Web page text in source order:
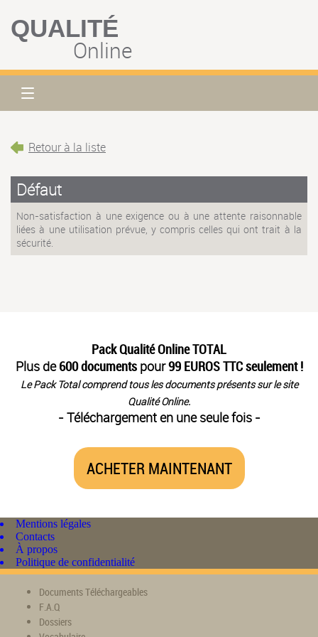
QUALITÉ
Online
Retour à la liste
Défaut
Non-satisfaction à une exigence ou à une attente raisonnable
liées à une utilisation prévue, y compris celles qui ont trait à la
sécurité.
Pack Qualité Online TOTAL
Plus de600 documentspour99 EUROS TTC seulement !
Le Pack Total comprend tous les documents présents sur le site
Qualité Online.
- Téléchargement en une seule fois -
ACHETER MAINTENANT
Mentions légales
Contacts
À propos
Politique de confidentialité
Documents Téléchargeables
F.A.Q
Dossiers